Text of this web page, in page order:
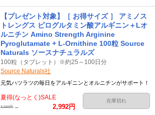
【プレゼント対象】［ お得サイズ ］ アミノス
トレングス ピログルタミン酸アルギニン＋Lオ
ルニチン Amino Strength Arginine
Pyroglutamate + L-Ornithine 100粒 Source
Naturals ソースナチュラルズ
100粒（タブレット）※約25～100日分
Source Naturals社
元気ハツラツの毎日をアルギニンとオルニチンがサポート！
夏得(なっとく)SALE
3,150円 → 2,992円
在庫切れ